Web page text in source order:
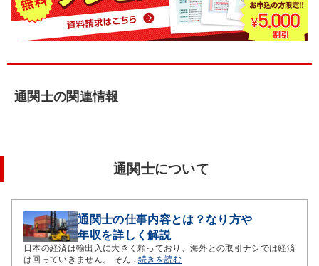
通関士の関連情報
通関士について
通関士の仕事内容とは？なり方や
年収を詳しく解説
日本の経済は輸出入に大きく頼っており、海外との取引ナシでは経済
は回っていきません。 そん...続きを読む